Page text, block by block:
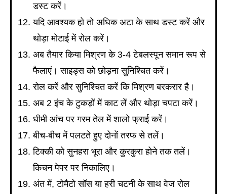
डस्ट करें।
यदि आवश्यक हो तो अधिक अटा के साथ डस्ट करें और
थोड़ा मोटाई में रोल करें।
अब तैयार किया मिश्रण के 3-4 टेबलस्पून समान रूप से
फैलाएं। साइड्स को छोड़ना सुनिश्चित करें।
रोल करें और सुनिश्चित करें कि मिश्रण बरकरार है।
अब 2 इंच के टुकड़ों में काट लें और थोड़ा चपटा करें।
धीमी आंच पर गरम तेल में शालो फ्राई करें।
बीच-बीच में पलटते हुए दोनों तरफ से तलें।
टिक्की को सुनहरा भूरा और कुरकुरा होने तक तलें।
किचन पेपर पर निकालिए।
अंत में, टोमैटो सॉस या हरी चटनी के साथ वेज रोल